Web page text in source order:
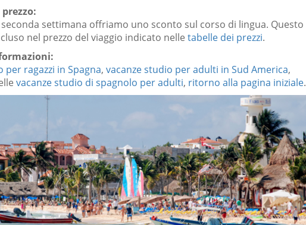
settimana offriamo uno sconto sul corso di lingua. Questo
nel prezzo del viaggio indicato nelle tabelle dei prezzi.
per ragazzi in Spagna, vacanze studio per adulti in Sud America,
vacanze studio di spagnolo per adulti, ritorno alla pagina iniziale.